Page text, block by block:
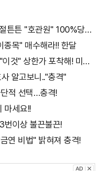
관원" 100%당첨 혜택 난리나!!
목" 매수해라!! 한달
상한가 포착해! 미리 투자..
알고보니.."충격"
적 선택…충격!
마세요!!
이상 불끈불끈!
연 비법" 밝혀져 충격!